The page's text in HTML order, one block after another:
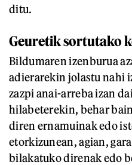
ditu.
Geuretik sortutako
Bildumaren izenburua
adierarekin jolastu nahi
zazpi anai-arreba izan
hilabeterekin, behar
diren ernamuinak edo
etorkizunean, agian,
bilakatuko direnak edo